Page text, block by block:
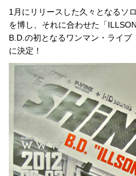
1月にリリースした久々となるソ
を博し、それに合わせた「
B.D.の初となるワンマン・ライ
に決定！